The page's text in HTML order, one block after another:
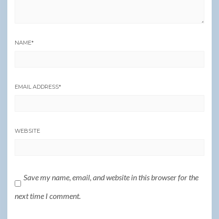
NAME*
EMAIL ADDRESS*
WEBSITE
Save my name, email, and website in this browser for the
next time I comment.